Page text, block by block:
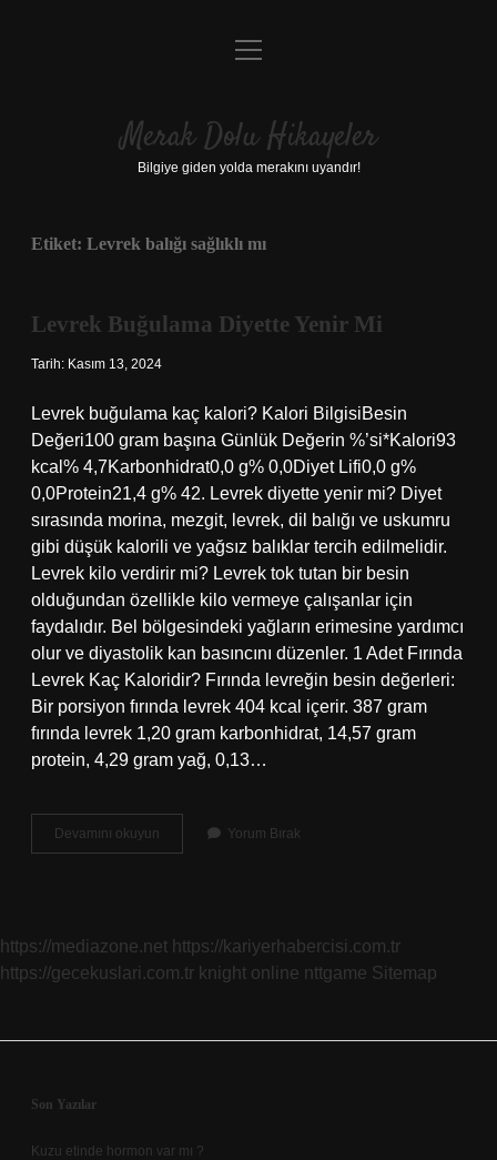
Anasayfa
Yasal Uyarı
menüyü
Merak Dolu Hikayeler
Bilgiye giden yolda merakını uyandır!
Etiket: Levrek balığı sağlıklı mı
Levrek Buğulama Diyette Yenir Mi
Tarih: Kasım 13, 2024
Levrek buğulama kaç kalori? Kalori BilgisiBesin
Değeri100 gram başına Günlük Değerin %’si*Kalori93
kcal% 4,7Karbonhidrat0,0 g% 0,0Diyet Lifi0,0 g%
0,0Protein21,4 g% 42. Levrek diyette yenir mi? Diyet
sırasında morina, mezgit, levrek, dil balığı ve uskumru
gibi düşük kalorili ve yağsız balıklar tercih edilmelidir.
Levrek kilo verdirir mi? Levrek tok tutan bir besin
olduğundan özellikle kilo vermeye çalışanlar için
faydalıdır. Bel bölgesindeki yağların erimesine yardımcı
olur ve diyastolik kan basıncını düzenler. 1 Adet Fırında
Levrek Kaç Kaloridir? Fırında levreğin besin değerleri:
Bir porsiyon fırında levrek 404 kcal içerir. 387 gram
fırında levrek 1,20 gram karbonhidrat, 14,57 gram
protein, 4,29 gram yağ, 0,13…
Devamını okuyun
Buğulama
Yorum Bırak
https://mediazone.net https://kariyerhabercisi.com.tr
https://gecekuslari.com.tr knight online nttgame Sitemap
Sidebar
Son Yazılar
Kuzu etinde hormon var mı ?